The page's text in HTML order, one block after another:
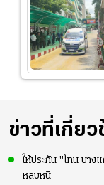
ข่าวที่เกี่ยว
ให้ประกัน "โทน บา
หลบหนี